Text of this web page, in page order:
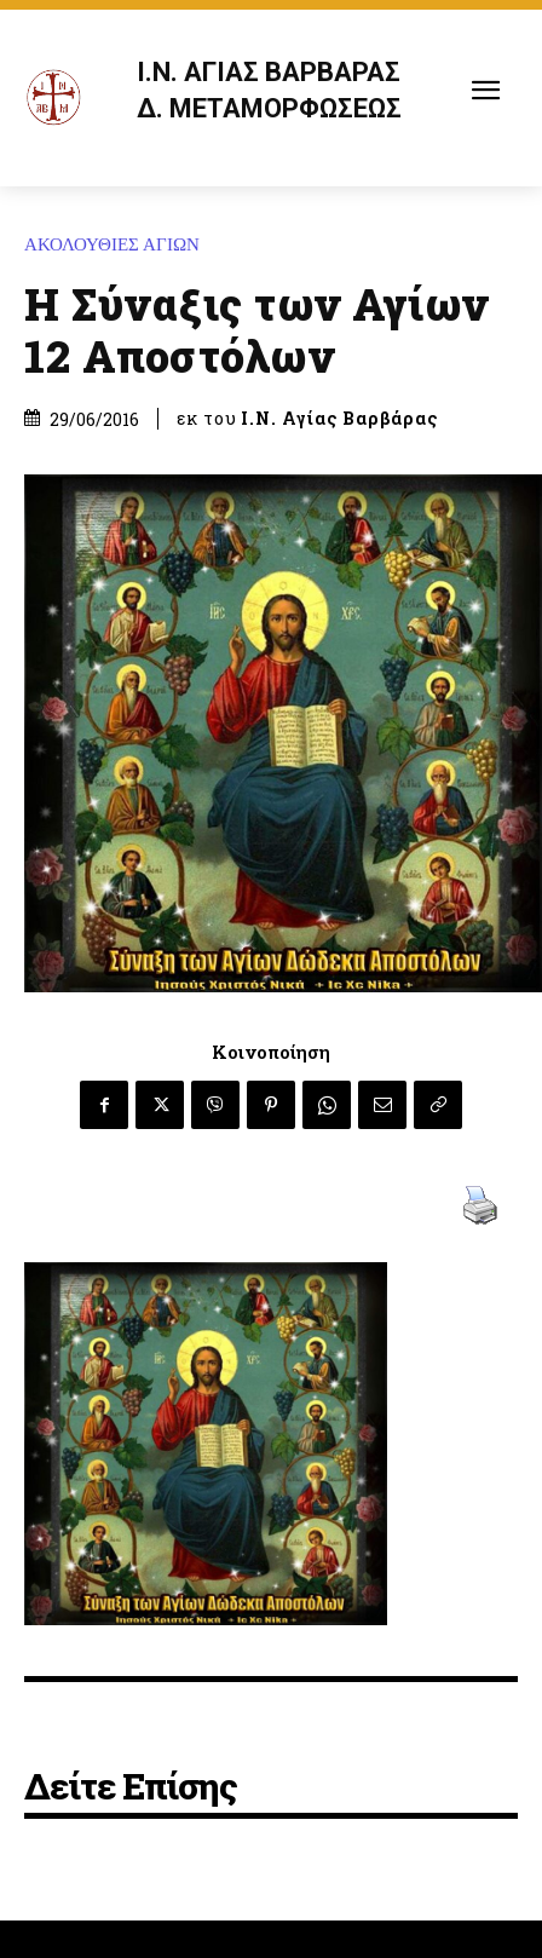
Ι.Ν. ΑΓΙΑΣ ΒΑΡΒΑΡΑΣ
Δ. ΜΕΤΑΜΟΡΦΩΣΕΩΣ
ΑΚΟΛΟΥΘΙΕΣ ΑΓΙΩΝ
Η Σύναξις των Αγίων
12 Αποστόλων
29/06/2016 εκ του Ι.Ν. Αγίας Βαρβάρας
Κοινοποίηση
Δείτε Επίσης